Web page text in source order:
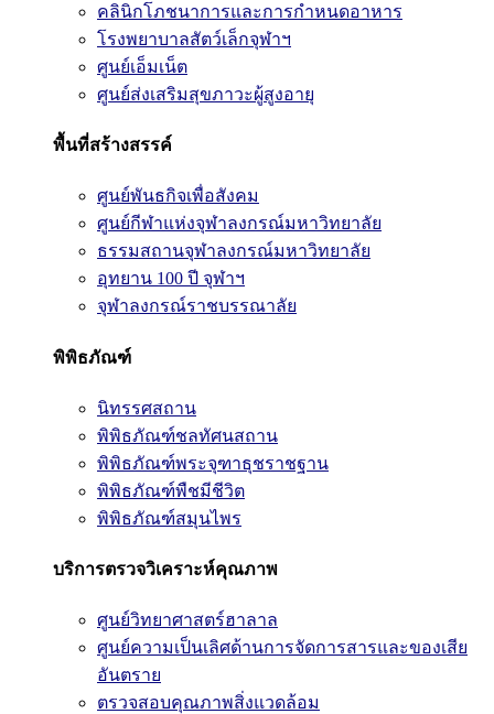
คลินิกโภชนาการและการกำหนดอาหาร
โรงพยาบาลสัตว์เล็กจุฬาฯ
ศูนย์เอ็มเน็ต
ศูนย์ส่งเสริมสุขภาวะผู้สูงอายุ
พื้นที่สร้างสรรค์
ศูนย์พันธกิจเพื่อสังคม
ศูนย์กีฬาแห่งจุฬาลงกรณ์มหาวิทยาลัย
ธรรมสถานจุฬาลงกรณ์มหาวิทยาลัย
อุทยาน 100 ปี จุฬาฯ
จุฬาลงกรณ์ราชบรรณาลัย
พิพิธภัณฑ์
นิทรรศสถาน
พิพิธภัณฑ์ชลทัศนสถาน
พิพิธภัณฑ์พระจุฑาธุชราชฐาน
พิพิธภัณฑ์พืชมีชีวิต
พิพิธภัณฑ์สมุนไพร
บริการตรวจวิเคราะห์คุณภาพ
ศูนย์วิทยาศาสตร์ฮาลาล
ศูนย์ความเป็นเลิศด้านการจัดการสารและของเสีย
อันตราย
ตรวจสอบคุณภาพสิ่งแวดล้อม